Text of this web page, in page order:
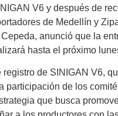
V6 y después de
de Medellín y
anunció que la
hasta el próximo
registro de SINIGAN V6,
participación de los
que busca